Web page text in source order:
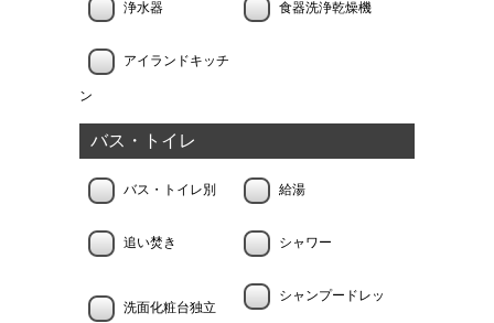
浄水器 食器洗浄乾燥機
アイランドキッチ
ン
バス・トイレ
バス・トイレ別 給湯
追い焚き シャワー
洗面化粧台独立
シャンプードレッ